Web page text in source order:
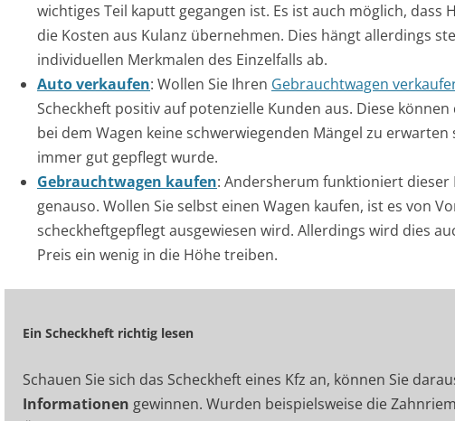
wichtiges Teil kaputt gegangen ist. Es ist auch möglich, dass
die Kosten aus Kulanz übernehmen. Dies hängt allerdings
individuellen Merkmalen des Einzelfalls ab.
Auto verkaufen: Wollen Sie Ihren Gebrauchtwagen
Scheckheft positiv auf potenzielle Kunden aus. Diese
bei dem Wagen keine schwerwiegenden Mängel zu
immer gut gepflegt wurde.
Gebrauchtwagen kaufen: Andersherum funktioniert dieser
genauso. Wollen Sie selbst einen Wagen kaufen, ist es von
scheckheftgepflegt ausgewiesen wird. Allerdings wird dies
Preis ein wenig in die Höhe treiben.
Ein Scheckheft richtig lesen
Schauen Sie sich das Scheckheft eines Kfz an, können Sie
Informationen gewinnen. Wurden beispielsweise die